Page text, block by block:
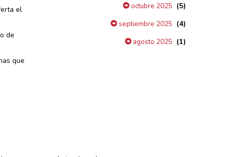
el
de
que
octubre 2025 (5)
septiembre 2025 (4)
agosto 2025 (1)